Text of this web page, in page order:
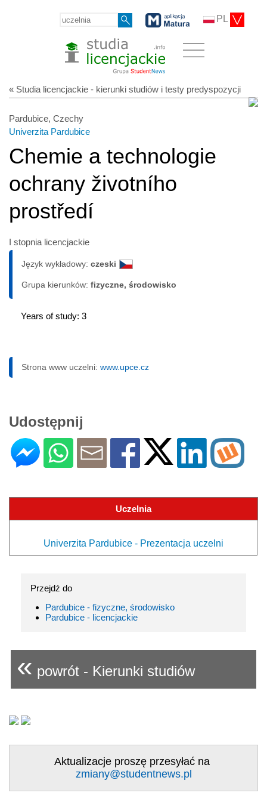
PL
« Studia licencjackie - kierunki studiów i testy predyspozycji
Pardubice, Czechy
Univerzita Pardubice
Chemie a technologie
ochrany životního
prostředí
I stopnia licencjackie
Język wykładowy: czeski
Grupa kierunków: fizyczne, środowisko
Years of study: 3
Strona www uczelni: www.upce.cz
Udostępnij
Uczelnia
Univerzita Pardubice - Prezentacja uczelni
Przejdź do
Pardubice - fizyczne, środowisko
Pardubice - licencjackie
« powrót - Kierunki studiów
Aktualizacje proszę przesyłać na
zmiany@studentnews.pl